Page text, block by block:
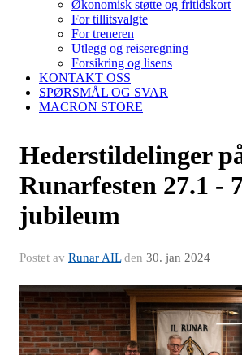
Økonomisk støtte og fritidskort
For tillitsvalgte
For treneren
Utlegg og reiseregning
Forsikring og lisens
KONTAKT OSS
SPØRSMÅL OG SVAR
MACRON STORE
Hederstildelinger
Runarfesten 27.1 -
jubileum
Postet av Runar AILden 30. jan 2024